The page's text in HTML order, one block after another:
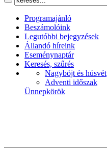
Programajánló
Beszámolóink
Legutóbbi bejegyzések
Állandó híreink
Eseménynaptár
Keresés, szűrés
Nagyböjt és húsvét
Adventi időszak
Ünnepkörök